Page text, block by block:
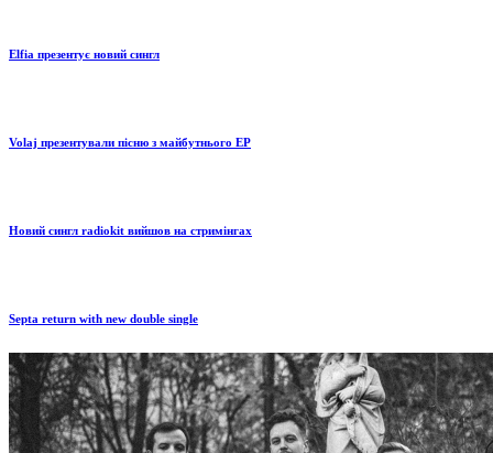
Elfia презентує новий сингл
Volaj презентували пісню з майбутнього EP
Новий сингл radiokit вийшов на стримінгах
Septa return with new double single